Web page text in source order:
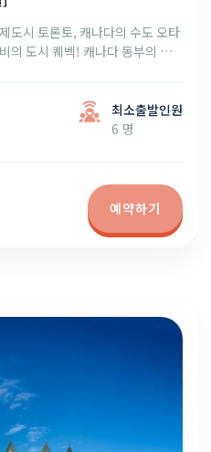
도시 토론토, 캐나다의 수도 오타
의 도시 퀘벡! 캐나다 동부의 핵
예약하기
최소출발인원
6 명